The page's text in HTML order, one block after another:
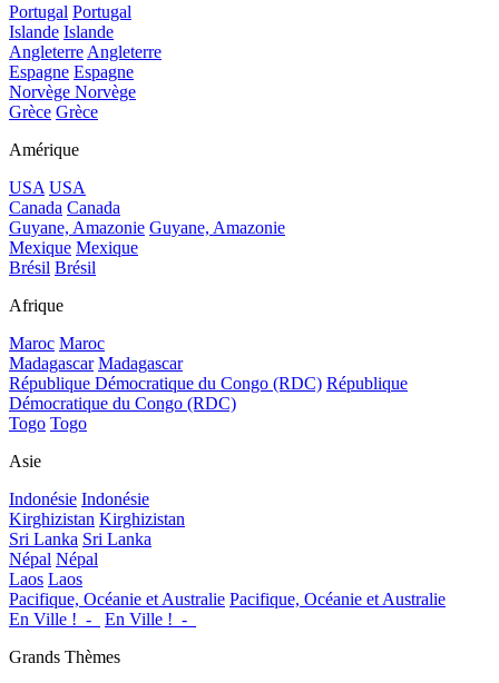
Portugal Portugal
Islande Islande
Angleterre Angleterre
Espagne Espagne
Norvège Norvège
Grèce Grèce
Amérique
USA USA
Canada Canada
Guyane, Amazonie Guyane, Amazonie
Mexique Mexique
Brésil Brésil
Afrique
Maroc Maroc
Madagascar Madagascar
République Démocratique du Congo (RDC) République
Démocratique du Congo (RDC)
Togo Togo
Asie
Indonésie Indonésie
Kirghizistan Kirghizistan
Sri Lanka Sri Lanka
Népal Népal
Laos Laos
Pacifique, Océanie et Australie Pacifique, Océanie et Australie
En Ville !_-_
En Ville !_-_
Grands Thèmes